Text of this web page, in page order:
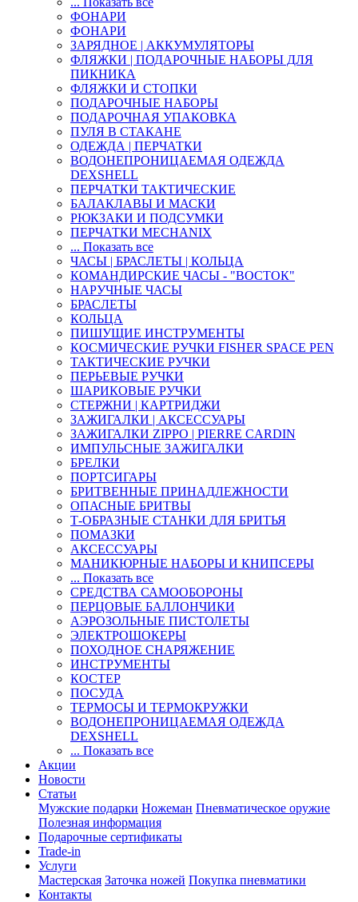
ФОНАРИ
ФОНАРИ
ЗАРЯДНОЕ | АККУМУЛЯТОРЫ
ФЛЯЖКИ | ПОДАРОЧНЫЕ НАБОРЫ ДЛЯ
ПИКНИКА
ФЛЯЖКИ И СТОПКИ
ПОДАРОЧНЫЕ НАБОРЫ
ПОДАРОЧНАЯ УПАКОВКА
ПУЛЯ В СТАКАНЕ
ОДЕЖДА | ПЕРЧАТКИ
ВОДОНЕПРОНИЦАЕМАЯ ОДЕЖДА
DEXSHELL
ПЕРЧАТКИ ТАКТИЧЕСКИЕ
БАЛАКЛАВЫ И МАСКИ
РЮКЗАКИ И ПОДСУМКИ
ПЕРЧАТКИ MECHANIX
... Показать все
ЧАСЫ | БРАСЛЕТЫ | КОЛЬЦА
КОМАНДИРСКИЕ ЧАСЫ - "ВОСТОК"
НАРУЧНЫЕ ЧАСЫ
БРАСЛЕТЫ
КОЛЬЦА
ПИШУЩИЕ ИНСТРУМЕНТЫ
КОСМИЧЕСКИЕ РУЧКИ FISHER SPACE PEN
ТАКТИЧЕСКИЕ РУЧКИ
ПЕРЬЕВЫЕ РУЧКИ
ШАРИКОВЫЕ РУЧКИ
СТЕРЖНИ | КАРТРИДЖИ
ЗАЖИГАЛКИ | АКСЕССУАРЫ
ЗАЖИГАЛКИ ZIPPO | PIERRE CARDIN
ИМПУЛЬСНЫЕ ЗАЖИГАЛКИ
БРЕЛКИ
ПОРТСИГАРЫ
БРИТВЕННЫЕ ПРИНАДЛЕЖНОСТИ
ОПАСНЫЕ БРИТВЫ
Т-ОБРАЗНЫЕ СТАНКИ ДЛЯ БРИТЬЯ
ПОМАЗКИ
АКСЕССУАРЫ
МАНИКЮРНЫЕ НАБОРЫ И КНИПСЕРЫ
... Показать все
СРЕДСТВА САМООБОРОНЫ
ПЕРЦОВЫЕ БАЛЛОНЧИКИ
АЭРОЗОЛЬНЫЕ ПИСТОЛЕТЫ
ЭЛЕКТРОШОКЕРЫ
ПОХОДНОЕ СНАРЯЖЕНИЕ
ИНСТРУМЕНТЫ
КОСТЕР
ПОСУДА
ТЕРМОСЫ И ТЕРМОКРУЖКИ
ВОДОНЕПРОНИЦАЕМАЯ ОДЕЖДА
DEXSHELL
... Показать все
Акции
Новости
Статьи
Мужские подарки Ножеман Пневматическое оружие
Полезная информация
Подарочные сертификаты
Trade-in
Услуги
Мастерская Заточка ножей Покупка пневматики
Контакты